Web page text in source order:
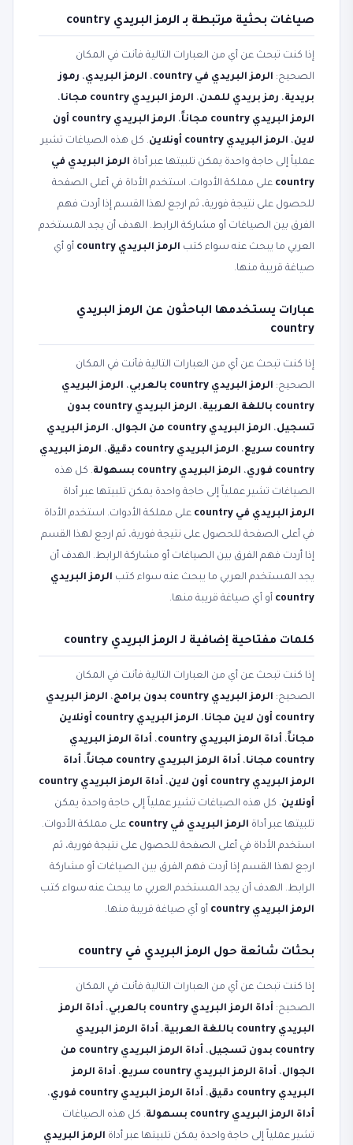
صياغات بحثية مرتبطة بـ الرمز البريدي country
إذا كنت تبحث عن أي من العبارات التالية فأنت في المكان
الصحيح: الرمز البريدي في country ، الرمز البريدي، رموز
بريدية، رمز بريدي للمدن، الرمز البريدي country مجانا
،
الرمز البريدي country مجاناً
،
الرمز البريدي country أون
لاين، الرمز البريدي country أونلاين
. كل هذه الصياغات تشير
عملياً إلى حاجة واحدة يمكن تلبيتها عبر أداة الرمز البريدي في
country على مملكة الأدوات. استخدم الأداة في أعلى الصفحة
للحصول على نتيجة فورية، ثم ارجع لهذا القسم إذا أردت فهم
الفرق بين الصياغات أو مشاركة الرابط. الهدف أن يجد المستخدم
العربي ما يبحث عنه سواء كتب الرمز البريدي country
أو أي
صياغة قريبة منها.
عبارات يستخدمها الباحثون عن الرمز البريدي
country
إذا كنت تبحث عن أي من العبارات التالية فأنت في المكان
الصحيح: الرمز البريدي country بالعربي ، الرمز البريدي
country باللغة العربية
،
الرمز البريدي country بدون
تسجيل، الرمز البريدي country من الجوال ، الرمز البريدي
country سريع
، الرمز البريدي country دقيق ، الرمز البريدي
country فوري
، الرمز البريدي country بسهولة
. كل هذه
الصياغات تشير عملياً إلى حاجة واحدة يمكن تلبيتها عبر أداة
الرمز البريدي في country
على مملكة الأدوات. استخدم الأداة
في أعلى الصفحة للحصول على نتيجة فورية، ثم ارجع لهذا القسم
إذا أردت فهم الفرق بين الصياغات أو مشاركة الرابط. الهدف أن
يجد المستخدم العربي ما يبحث عنه سواء كتب الرمز البريدي
country أو أي صياغة قريبة منها.
كلمات مفتاحية إضافية لـ الرمز البريدي country
إذا كنت تبحث عن أي من العبارات التالية فأنت في المكان
الصحيح: الرمز البريدي country بدون برامج ، الرمز البريدي
country أون لاين مجانا
،
الرمز البريدي country أونلاين
مجاناً، أداة الرمز البريدي country ، أداة الرمز البريدي
country مجانا
، أداة الرمز البريدي country مجاناً ، أداة
الرمز البريدي country أون لاين
،
أداة الرمز البريدي country
أونلاين. كل هذه الصياغات تشير عملياً إلى حاجة واحدة يمكن
تلبيتها عبر أداة الرمز البريدي في country
على مملكة الأدوات.
استخدم الأداة في أعلى الصفحة للحصول على نتيجة فورية، ثم
ارجع لهذا القسم إذا أردت فهم الفرق بين الصياغات أو مشاركة
الرابط. الهدف أن يجد المستخدم العربي ما يبحث عنه سواء كتب
الرمز البريدي country
أو أي صياغة قريبة منها.
بحثات شائعة حول الرمز البريدي في country
إذا كنت تبحث عن أي من العبارات التالية فأنت في المكان
الصحيح: أداة الرمز البريدي country بالعربي ، أداة الرمز
البريدي country باللغة العربية
، أداة الرمز البريدي
country بدون تسجيل
،
أداة الرمز البريدي country من
الجوال، أداة الرمز البريدي country سريع ، أداة الرمز
البريدي country دقيق
، أداة الرمز البريدي country فوري
،
أداة الرمز البريدي country بسهولة
. كل هذه الصياغات
تشير عملياً إلى حاجة واحدة يمكن تلبيتها عبر أداة الرمز البريدي